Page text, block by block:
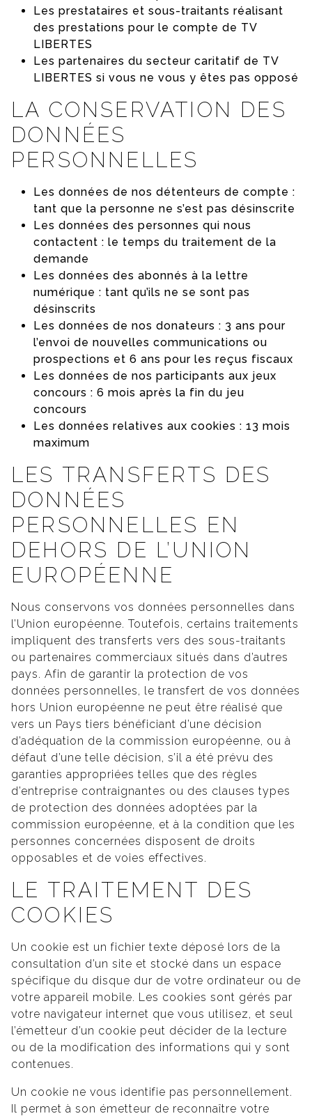
Les prestataires et sous-traitants réalisant
des prestations pour le compte de TV
LIBERTES
Les partenaires du secteur caritatif de TV
LIBERTES si vous ne vous y êtes pas opposé
LA CONSERVATION DES
DONNÉES
PERSONNELLES
Les données de nos détenteurs de compte :
tant que la personne ne s’est pas désinscrite
Les données des personnes qui nous
contactent : le temps du traitement de la
demande
Les données des abonnés à la lettre
numérique : tant qu’ils ne se sont pas
désinscrits
Les données de nos donateurs : 3 ans pour
l’envoi de nouvelles communications ou
prospections et 6 ans pour les reçus fiscaux
Les données de nos participants aux jeux
concours : 6 mois après la fin du jeu
concours
Les données relatives aux cookies : 13 mois
maximum
LES TRANSFERTS DES
DONNÉES
PERSONNELLES EN
DEHORS DE L’UNION
EUROPÉENNE
Nous conservons vos données personnelles dans
l’Union européenne. Toutefois, certains traitements
impliquent des transferts vers des sous-traitants
ou partenaires commerciaux situés dans d’autres
pays. Afin de garantir la protection de vos
données personnelles, le transfert de vos données
hors Union européenne ne peut être réalisé que
vers un Pays tiers bénéficiant d’une décision
d’adéquation de la commission européenne, ou à
défaut d’une telle décision, s’il a été prévu des
garanties appropriées telles que des règles
d’entreprise contraignantes ou des clauses types
de protection des données adoptées par la
commission européenne, et à la condition que les
personnes concernées disposent de droits
opposables et de voies effectives.
LE TRAITEMENT DES
COOKIES
Un cookie est un fichier texte déposé lors de la
consultation d’un site et stocké dans un espace
spécifique du disque dur de votre ordinateur ou de
votre appareil mobile. Les cookies sont gérés par
votre navigateur internet que vous utilisez, et seul
l’émetteur d’un cookie peut décider de la lecture
ou de la modification des informations qui y sont
contenues.
Un cookie ne vous identifie pas personnellement.
Il permet à son émetteur de reconnaître votre